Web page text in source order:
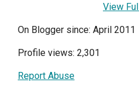
View
On Blogger since: April 2011
Profile views: 2,301
Report Abuse